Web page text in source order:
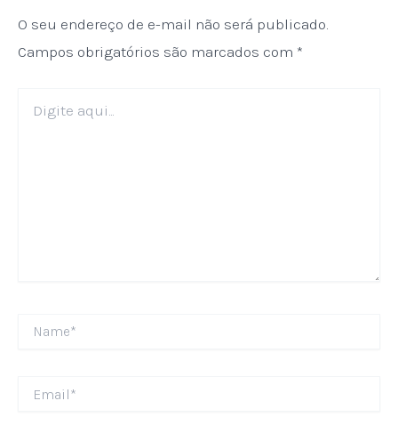
O seu endereço de e-mail não será publicado.
Campos obrigatórios são marcados com *
aqui...